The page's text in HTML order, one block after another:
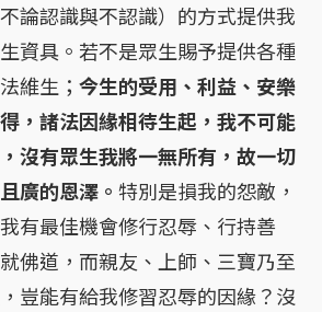
論認識與不認識）的方式提供我
資具。若不是眾生賜予提供各種
維生； 今生的受用、利益、安樂
，諸法因緣相待生起，我不可能
沒有眾生我將一無所有，故一切
廣的恩澤。 特別是損我的怨敵，
有最佳機會修行忍辱、行持善
佛道，而親友、上師、三寶乃至
豈能有給我修習忍辱的因緣？沒